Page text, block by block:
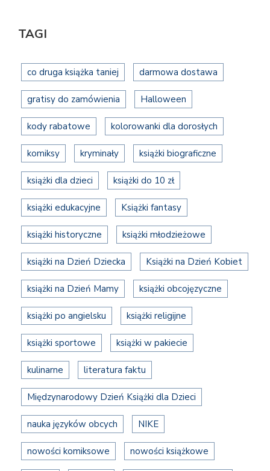
TAGI
co druga książka taniej darmowa dostawa
gratisy do zamówienia Halloween
kody rabatowe kolorowanki dla dorosłych
komiksy kryminały książki biograficzne
książki dla dzieci książki do 10 zł
książki edukacyjne Książki fantasy
książki historyczne książki młodzieżowe
książki na Dzień Dziecka Książki na Dzień Kobiet
książki na Dzień Mamy książki obcojęzyczne
książki po angielsku książki religijne
książki sportowe książki w pakiecie
kulinarne literatura faktu
Międzynarodowy Dzień Książki dla Dzieci
nauka języków obcych NIKE
nowości komiksowe nowości książkowe